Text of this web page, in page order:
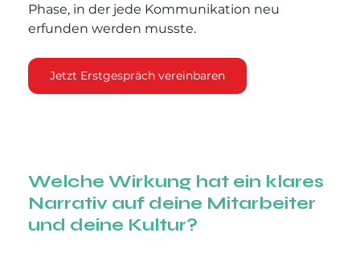
Phase, in der jede Kommunikation neu
erfunden werden musste.
Jetzt Erstgespräch vereinbaren
Welche Wirkung hat ein klares
Narrativ auf deine Mitarbeiter
und deine Kultur?